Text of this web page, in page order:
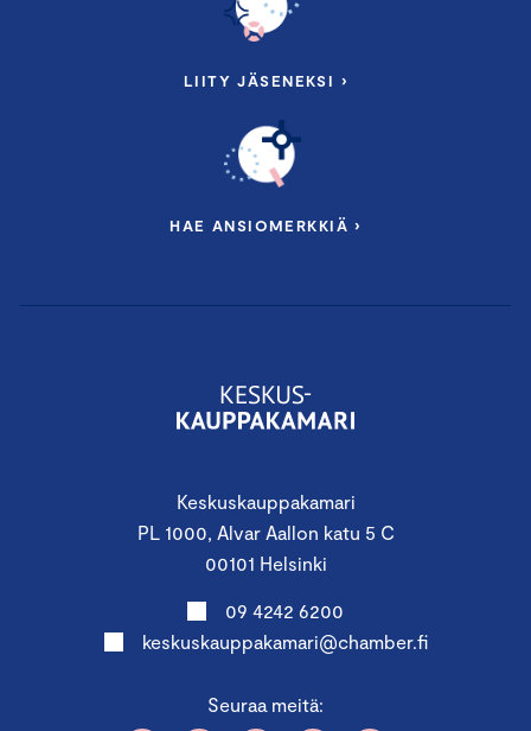
Keskuskauppakamari
PL 1000, Alvar Aallon katu 5 C
00101 Helsinki
09 4242 6200
keskuskauppakamari@chamber.fi
Seuraa meitä:
LIITY JÄSENEKSI ›
HAE ANSIOMERKKIÄ ›